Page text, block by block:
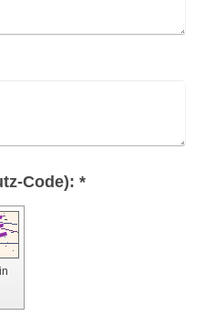
Captcha (Spam-Schutz-Code): *